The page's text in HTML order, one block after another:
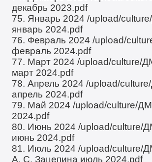
декабрь 2023.pdf
75. Январь 2024/upload/
январь 2024.pdf
76. Февраль 2024/upload/
февраль 2024.pdf
77. Март 2024/upload/culture/
март 2024.pdf
78. Апрель 2024/upload/
апрель 2024.pdf
79. Май 2024/upload/culture/
2024.pdf
80. Июнь 2024/upload/
июнь 2024.pdf
81. Июль 2024/upload/
А. С. Зацепина июль 2024.pdf